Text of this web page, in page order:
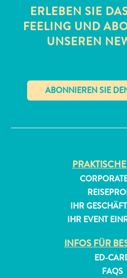
Reiseanforderungen
ERLEBEN SIE
FEELING UND
UNSEREN
IHR
IHR EVENT
INFOS FÜR
ED-
FAQS